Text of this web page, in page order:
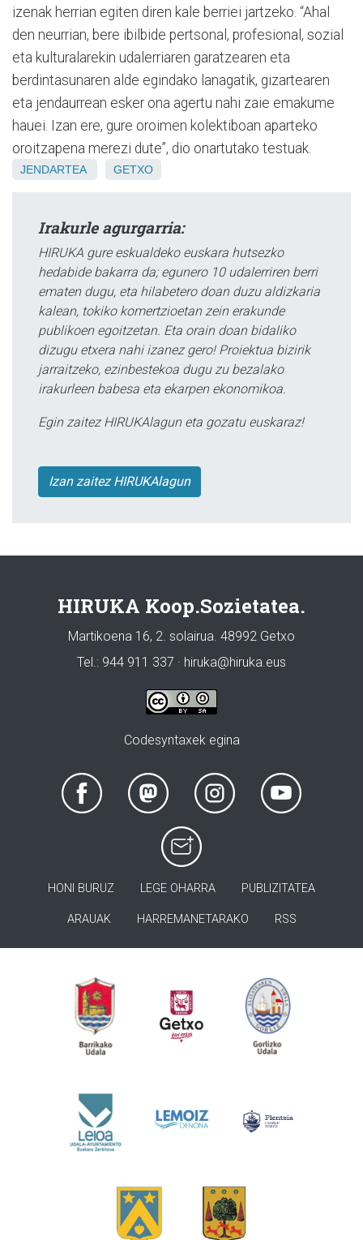
izenak herrian egiten diren kale berriei jartzeko. “Ahal
den neurrian, bere ibilbide pertsonal, profesional, sozial
eta kulturalarekin udalerriaren garatzearen eta
berdintasunaren alde egindako lanagatik, gizartearen
eta jendaurrean esker ona agertu nahi zaie emakume
hauei. Izan ere, gure oroimen kolektiboan aparteko
oroitzapena merezi dute”, dio onartutako testuak.
JENDARTEA GETXO
Irakurle agurgarria:
HIRUKA gure eskualdeko euskara hutsezko
hedabide bakarra da; egunero 10 udalerriren berri
ematen dugu, eta hilabetero doan duzu aldizkaria
kalean, tokiko komertzioetan zein erakunde
publikoen egoitzetan. Eta orain doan bidaliko
dizugu etxera nahi izanez gero! Proiektua bizirik
jarraitzeko, ezinbestekoa dugu zu bezalako
irakurleen babesa eta ekarpen ekonomikoa.
Egin zaitez HIRUKAlagun eta gozatu euskaraz!
Izan zaitez HIRUKAlagun
HIRUKA Koop.Sozietatea.
Martikoena 16, 2. solairua. 48992 Getxo
Tel.: 944 911 337 · hiruka@hiruka.eus
Codesyntaxek egina
HONI BURUZ LEGE OHARRA PUBLIZITATEA
ARAUAK HARREMANETARAKO RSS